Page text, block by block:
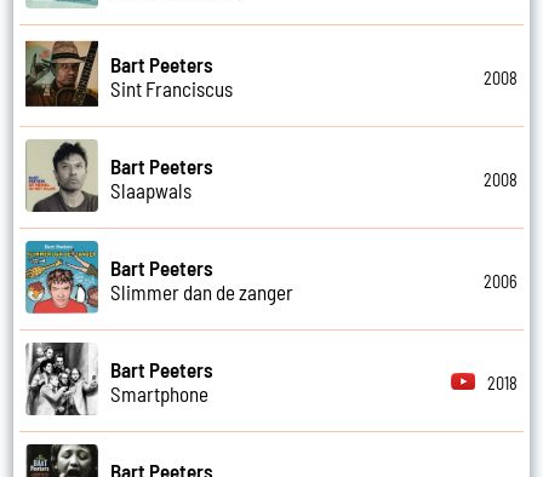
Bart Peeters
Sint Franciscus
2008
Bart Peeters
Slaapwals
2008
Bart Peeters
Slimmer dan de zanger
2006
Bart Peeters
Smartphone
2018
Bart Peeters